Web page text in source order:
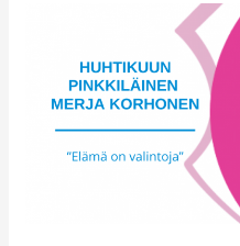
KORHONEN